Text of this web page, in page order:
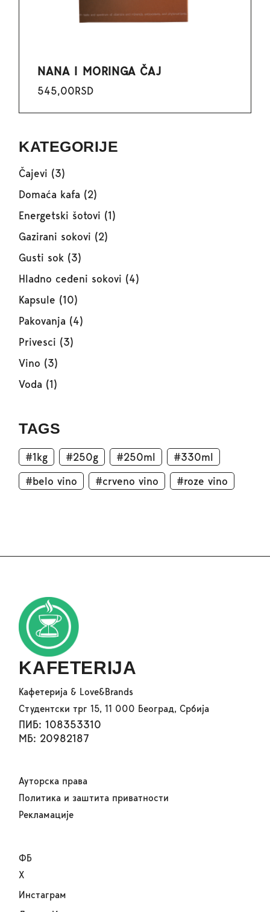
NANA I MORINGA ČAJ
545,00RSD
KATEGORIJE
Čajevi (3)
Domaća kafa (2)
Energetski šotovi (1)
Gazirani sokovi (2)
Gusti sok (3)
Hladno ceđeni sokovi (4)
Kapsule (10)
Pakovanja (4)
Privesci (3)
Vino (3)
Voda (1)
TAGS
1kg 250g 250ml
330ml
belo vino
crveno vino roze vino
KAFETERIJA
Кафетерија & Love&Brands
Студентски трг 15, 11 000 Београд, Србија
ПИБ: 108353310
МБ: 20982187
Ауторска права
Политика и заштита приватности
Рекламације
ФБ
Х
Инстаграм